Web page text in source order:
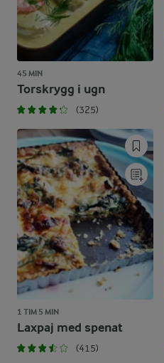
45 MIN
Torskrygg i ugn
(325)
1 TIM 5 MIN
Laxpaj med spenat
(415)